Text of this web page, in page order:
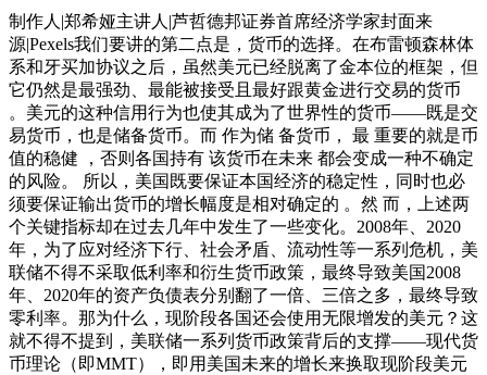
制作人|郑希娅主讲人|芦哲德邦证券首席经济学家封面来
源|Pexels我们要讲的第二点是，货币的选择。在布雷顿森林体
系和牙买加协议之后，虽然美元已经脱离了金本位的框架，但
它仍然是最强劲、最能被接受且最好跟黄金进行交易的货币
。美元的这种信用行为也使其成为了世界性的货币——既是交
易货币，也是储备货币。而 作为储 备货币， 最 重要的就是币
值的稳健 ，否则各国持有 该货币在未来 都会变成一种不确定
的风险。 所以，美国既要保证本国经济的稳定性，同时也必
须要保证输出货币的增长幅度是相对确定的 。然 而，上述两
个关键指标却在过去几年中发生了一些变化。2008年、2020
年，为了应对经济下行、社会矛盾、流动性等一系列危机，美
联储不得不采取低利率和衍生货币政策，最终导致美国2008
年、2020年的资产负债表分别翻了一倍、三倍之多，最终导致
零利率。那为什么，现阶段各国还会使用无限增发的美元？这
就不得不提到，美联储一系列货币政策背后的支撑——现代货
币理论（即MMT），即用美国未来的增长来换取现阶段美元